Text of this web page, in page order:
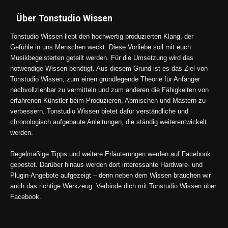
Über Tonstudio Wissen
Tonstudio Wissen liebt den hochwertig produzierten Klang, der
Gefühle in uns Menschen weckt. Diese Vorliebe soll mit euch
Musikbegeisterten geteilt werden. Für die Umsetzung wird das
notwendige Wissen benötigt. Aus diesem Grund ist es das Ziel von
Tonstudio Wissen, zum einen grundlegende Theorie für Anfänger
nachvollziehbar zu vermitteln und zum anderen die Fähigkeiten von
erfahrenen Künstler beim Produzieren, Abmischen und Mastern zu
verbessern. Tonstudio Wissen bietet dafür verständliche und
chronologisch aufgebaute Anleitungen, die ständig weiterentwickelt
werden.
Regelmäßige Tipps und weitere Erläuterungen werden auf Facebook
gepostet. Darüber hinaus werden dort interessante Hardware- und
Plugin-Angebote aufgezeigt – denn neben dem Wissen brauchen wir
auch das richtige Werkzeug. Verbinde dich mit Tonstudio Wissen über
Facebook.